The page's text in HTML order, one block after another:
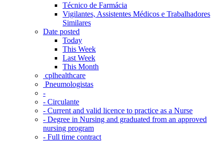
Técnico de Farmácia
Vigilantes, Assistentes Médicos e Trabalhadores
Similares
Date posted
Today
This Week
Last Week
This Month
‎ cplhealthcare‬
Pneumologistas
-
- Circulante
- Current and valid licence to practice as a Nurse
- Degree in Nursing and graduated from an approved
nursing program
- Full time contract